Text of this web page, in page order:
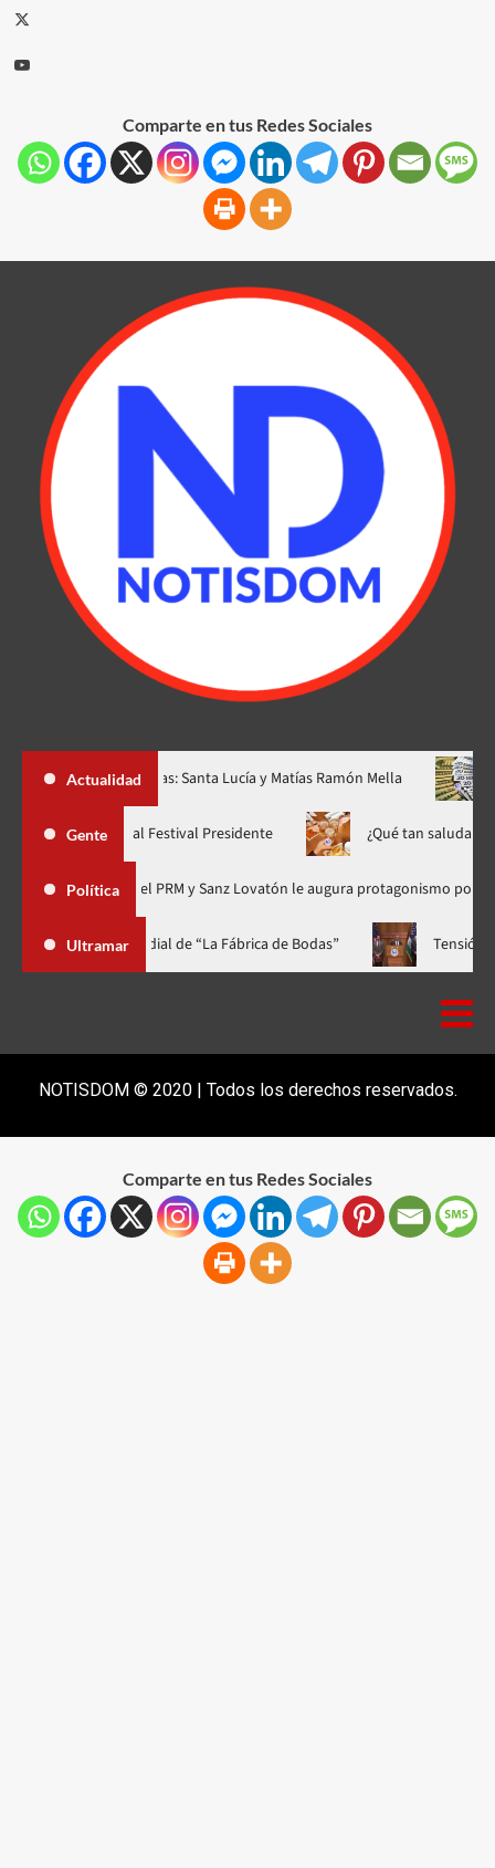
Comparte en tus Redes Sociales
Actualidad
provincias: Santa Lucía y Matías Ramón Mella Dólar
Gente
Yiyo Sarante se suma al Festival Presidente ¿Qué
Política
del PRM y Sanz Lovatón le augura protagonismo político
Ultramar
a casa llena y el estreno mundial de “La Fábrica de Bodas”
NOTISDOM © 2020 | Todos los derechos reservados.
Comparte en tus Redes Sociales